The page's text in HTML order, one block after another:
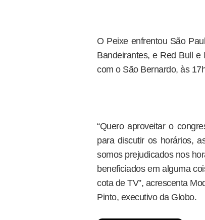
O Peixe enfrentou São
Bandeirantes, e Red Bull
com o São Bernardo, às
“Quero aproveitar o
para discutir os horários,
somos prejudicados nos
beneficiados em alguma
cota de TV”, acrescenta
Pinto, executivo da Globo.